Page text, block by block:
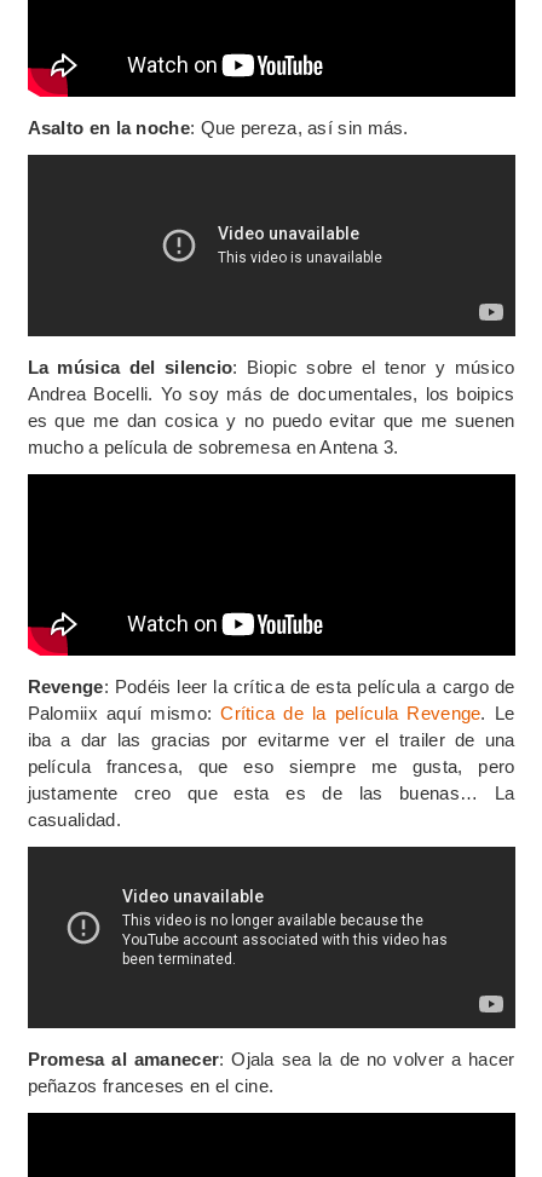
Asalto en la noche: Que pereza, así sin más.
La música del silencio: Biopic sobre el tenor y músico
Andrea Bocelli. Yo soy más de documentales, los boipics
es que me dan cosica y no puedo evitar que me suenen
mucho a película de sobremesa en Antena 3.
Revenge: Podéis leer la crítica de esta película a cargo de
Palomiix aquí mismo:Crítica de la película Revenge. Le
iba a dar las gracias por evitarme ver el trailer de una
película francesa, que eso siempre me gusta, pero
justamente creo que esta es de las buenas… La
casualidad.
Promesa al amanecer: Ojala sea la de no volver a hacer
peñazos franceses en el cine.